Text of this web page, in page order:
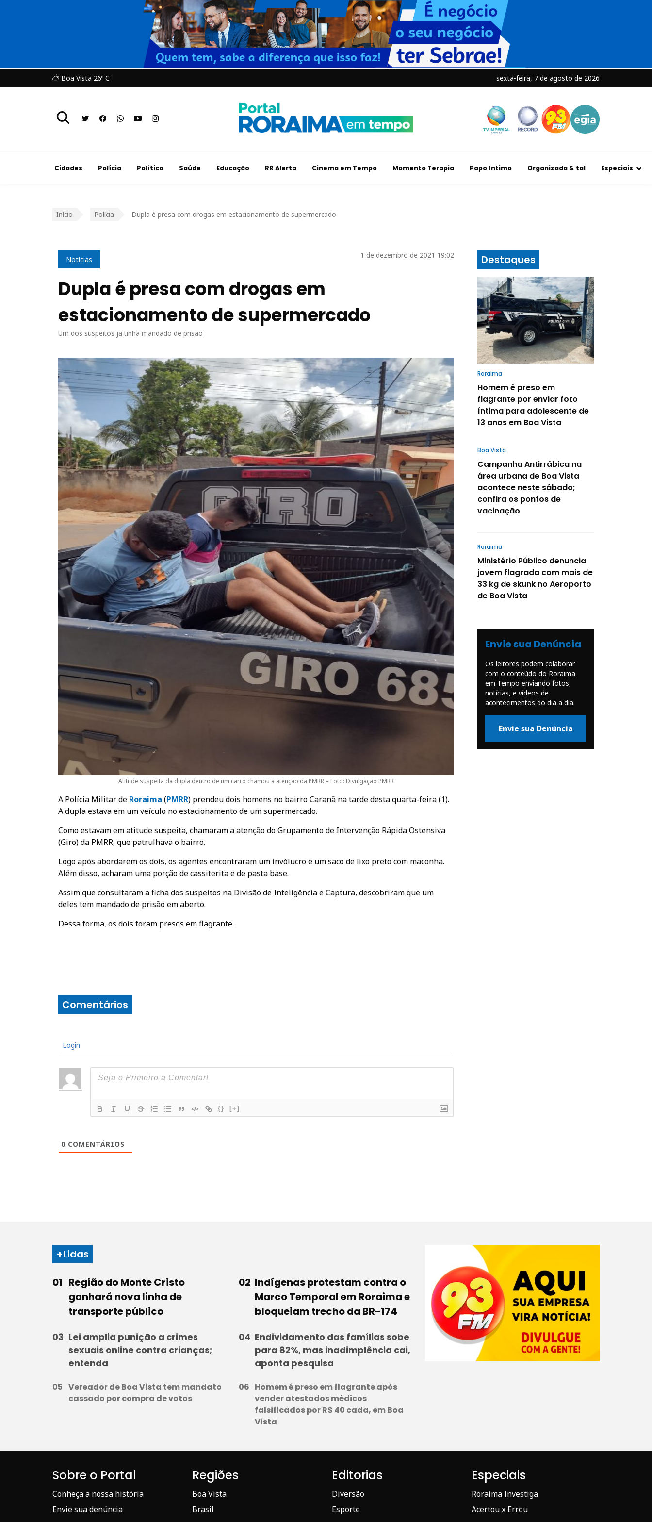
Boa Vista 26º C sexta-feira, 7 de agosto de 2026
Cidades Polícia Política Saúde Educação RR Alerta Cinema em Tempo Momento Terapia Papo Íntimo Organizada & tal Especiais
Início Polícia Dupla é presa com drogas em estacionamento de supermercado
Notícias 1 de dezembro de 2021 19:02
Dupla é presa com drogas em
estacionamento de supermercado
Um dos suspeitos já tinha mandado de prisão
Atitude suspeita da dupla dentro de um carro chamou a atenção da PMRR – Foto: Divulgação PMRR
A Polícia Militar de Roraima (PMRR) prendeu dois homens no bairro Caranã na tarde desta quarta-feira (1).
A dupla estava em um veículo no estacionamento de um supermercado.
Como estavam em atitude suspeita, chamaram a atenção do Grupamento de Intervenção Rápida Ostensiva
(Giro) da PMRR, que patrulhava o bairro.
Logo após abordarem os dois, os agentes encontraram um invólucro e um saco de lixo preto com maconha.
Além disso, acharam uma porção de cassiterita e de pasta base.
Assim que consultaram a ficha dos suspeitos na Divisão de Inteligência e Captura, descobriram que um
deles tem mandado de prisão em aberto.
Dessa forma, os dois foram presos em flagrante.
Comentários
Login
{} [+]
0 COMENTÁRIOS
Destaques
Roraima
Homem é preso em
flagrante por enviar foto
íntima para adolescente de
13 anos em Boa Vista
Boa Vista
Campanha Antirrábica na
área urbana de Boa Vista
acontece neste sábado;
confira os pontos de
vacinação
Roraima
Ministério Público denuncia
jovem flagrada com mais de
33 kg de skunk no Aeroporto
de Boa Vista
Envie sua Denúncia
Os leitores podem colaborar
com o conteúdo do Roraima
em Tempo enviando fotos,
notícias, e vídeos de
acontecimentos do dia a dia.
Envie sua Denúncia
+Lidas
Região do Monte Cristo
ganhará nova linha de
transporte público
Indígenas protestam contra o
Marco Temporal em Roraima e
bloqueiam trecho da BR-174
Lei amplia punição a crimes
sexuais online contra crianças;
entenda
Endividamento das famílias sobe
para 82%, mas inadimplência cai,
aponta pesquisa
Vereador de Boa Vista tem mandato
cassado por compra de votos
Homem é preso em flagrante após
vender atestados médicos
falsificados por R$ 40 cada, em Boa
Vista
Sobre o Portal
Conheça a nossa história
Envie sua denúncia
Regiões
Boa Vista
Brasil
Editorias
Diversão
Esporte
Especiais
Roraima Investiga
Acertou x Errou